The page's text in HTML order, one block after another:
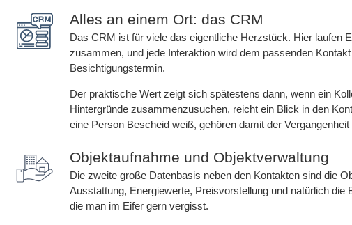
Alles an einem Ort: das CRM
Das CRM ist für viele das eigentliche Herzstück. Hier laufen
zusammen, und jede Interaktion wird dem passenden
Besichtigungstermin.
Der praktische Wert zeigt sich spätestens dann, wenn ein
Hintergründe zusammenzusuchen, reicht ein Blick in den
eine Person Bescheid weiß, gehören damit der Vergangenheit
Objektaufnahme und Objektverwaltung
Die zweite große Datenbasis neben den Kontakten sind die
Ausstattung, Energiewerte, Preisvorstellung und natürlich
die man im Eifer gern vergisst.